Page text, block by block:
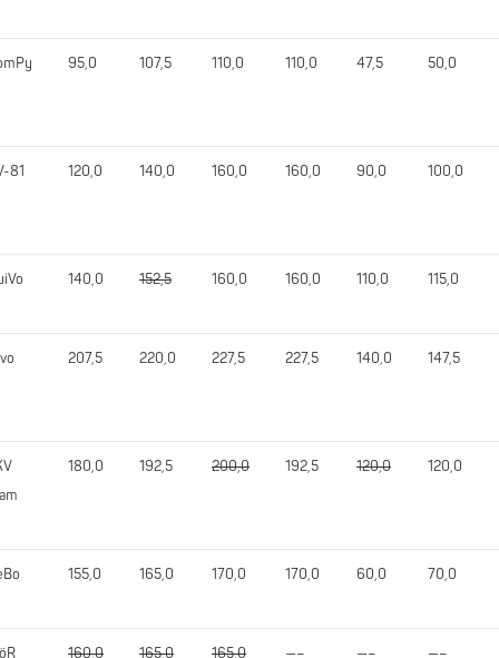
95,0 107,5 110,0 110,0 47,5 50,0
81 120,0 140,0 160,0 160,0 90,0 100,0
140,0 152,5 160,0 160,0 110,0 115,0
207,5 220,0 227,5 227,5 140,0 147,5
180,0 192,5 200,0 192,5 120,0 120,0
155,0 165,0 170,0 170,0 60,0 70,0
160,0 165,0 165,0 —– —– —–